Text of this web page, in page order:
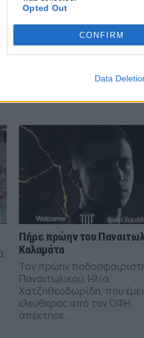
Opted Out
CONFIRM
Data
Πήρε πρώην του
Καλαμάτα
Τον πρώην
Παναιτωλικού, Ηλία
Χατζηθεοδωρίδη, που
ελεύθερος από τον ΟΦΗ,
απέκτησε...